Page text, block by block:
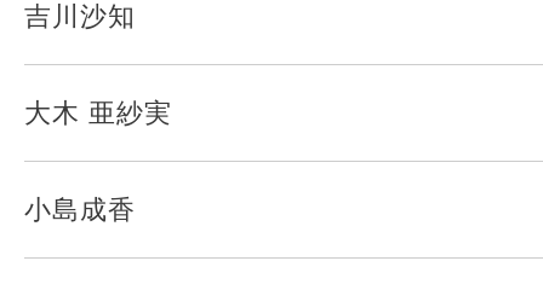
吉川沙知
大木 亜紗実
小島成香